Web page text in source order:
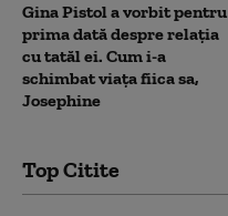
Gina Pistol a vorbit pentru
prima dată despre relația
cu tatăl ei. Cum i-a
schimbat viața fiica sa,
Josephine
Top Citite